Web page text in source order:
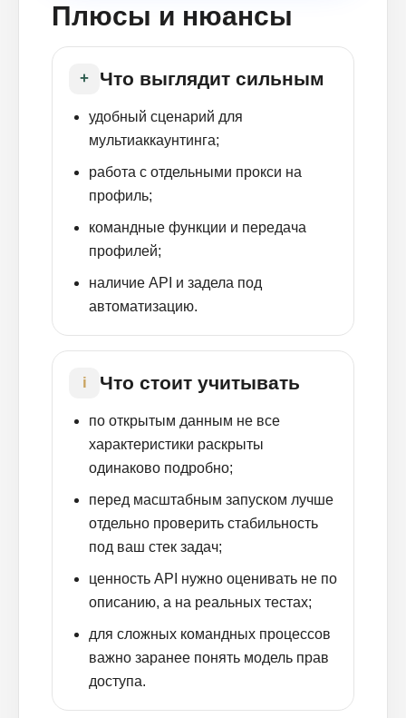
Плюсы и нюансы
+ Что выглядит сильным
удобный сценарий для
мультиаккаунтинга;
работа с отдельными прокси на
профиль;
командные функции и передача
профилей;
наличие API и задела под
автоматизацию.
i Что стоит учитывать
по открытым данным не все
характеристики раскрыты
одинаково подробно;
перед масштабным запуском лучше
отдельно проверить стабильность
под ваш стек задач;
ценность API нужно оценивать не по
описанию, а на реальных тестах;
для сложных командных процессов
важно заранее понять модель прав
доступа.